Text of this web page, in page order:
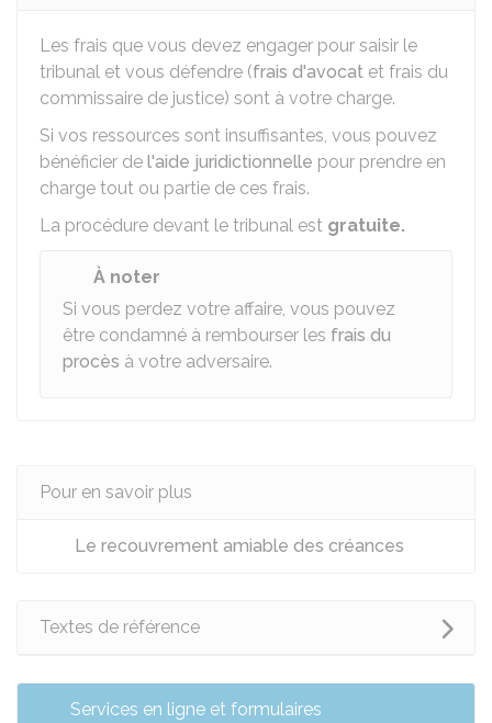
Les frais que vous devez engager pour saisir le
tribunal et vous défendre (frais d'avocat et frais du
commissaire de justice) sont à votre charge.
Si vos ressources sont insuffisantes, vous pouvez
bénéficier de l'aide juridictionnelle pour prendre en
charge tout ou partie de ces frais.
La procédure devant le tribunal est gratuite.
À noter
Si vous perdez votre affaire, vous pouvez
être condamné à rembourser les frais du
procès à votre adversaire.
Pour en savoir plus
Le recouvrement amiable des créances
Textes de référence
Services en ligne et formulaires